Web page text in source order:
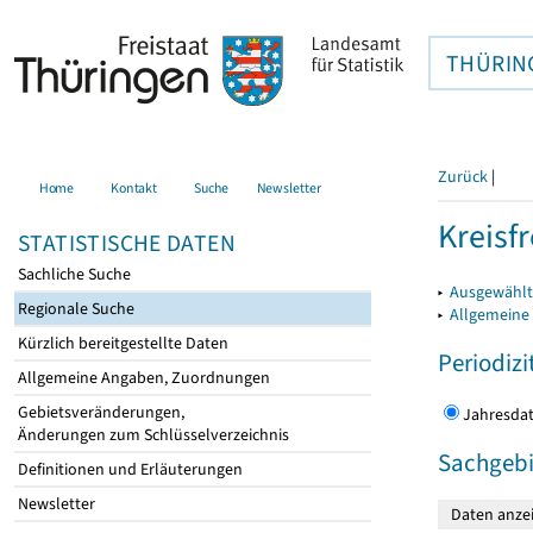
Home Kontakt Suche Newsletter
STATISTISCHE DATEN
Sachliche Suche
Regionale Suche
Kürzlich bereitgestellte Daten
Allgemeine Angaben, Zuordnungen
Gebietsveränderungen,
Änderungen zum Schlüsselverzeichnis
Definitionen und Erläuterungen
Newsletter
Zurück |
▸
▸